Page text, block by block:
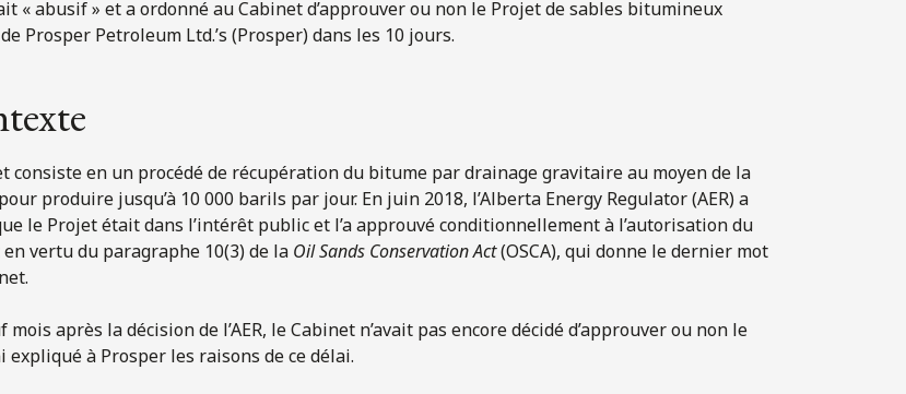
« abusif » et a ordonné au Cabinet d’approuver ou non le Projet de sables bitumineux
Prosper Petroleum Ltd.’s (Prosper) dans les 10 jours.
consiste en un procédé de récupération du bitume par drainage gravitaire au moyen de la
produire jusqu’à 10 000 barils par jour. En juin 2018, l’Alberta Energy Regulator (AER) a
le Projet était dans l’intérêt public et l’a approuvé conditionnellement à l’autorisation du
vertu du paragraphe 10(3) de la Oil Sands Conservation Act(OSCA), qui donne le dernier mot
mois après la décision de l’AER, le Cabinet n’avait pas encore décidé d’approuver ou non le
expliqué à Prosper les raisons de ce délai.